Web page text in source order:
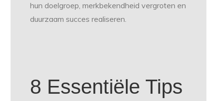
hun doelgroep, merkbekendheid vergroten en
duurzaam succes realiseren.
8 Essentiële Tips